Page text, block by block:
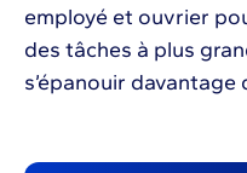
employé et ouvrier
des tâches à plus
s’épanouir davantage